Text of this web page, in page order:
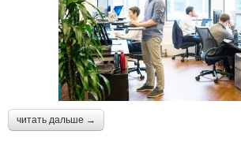
читать дальше →